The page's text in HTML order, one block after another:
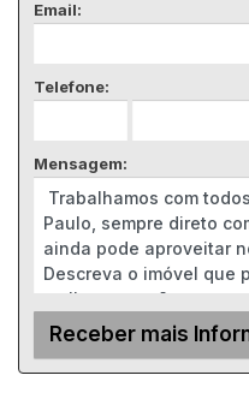
Email:
Telefone:
Mensagem: